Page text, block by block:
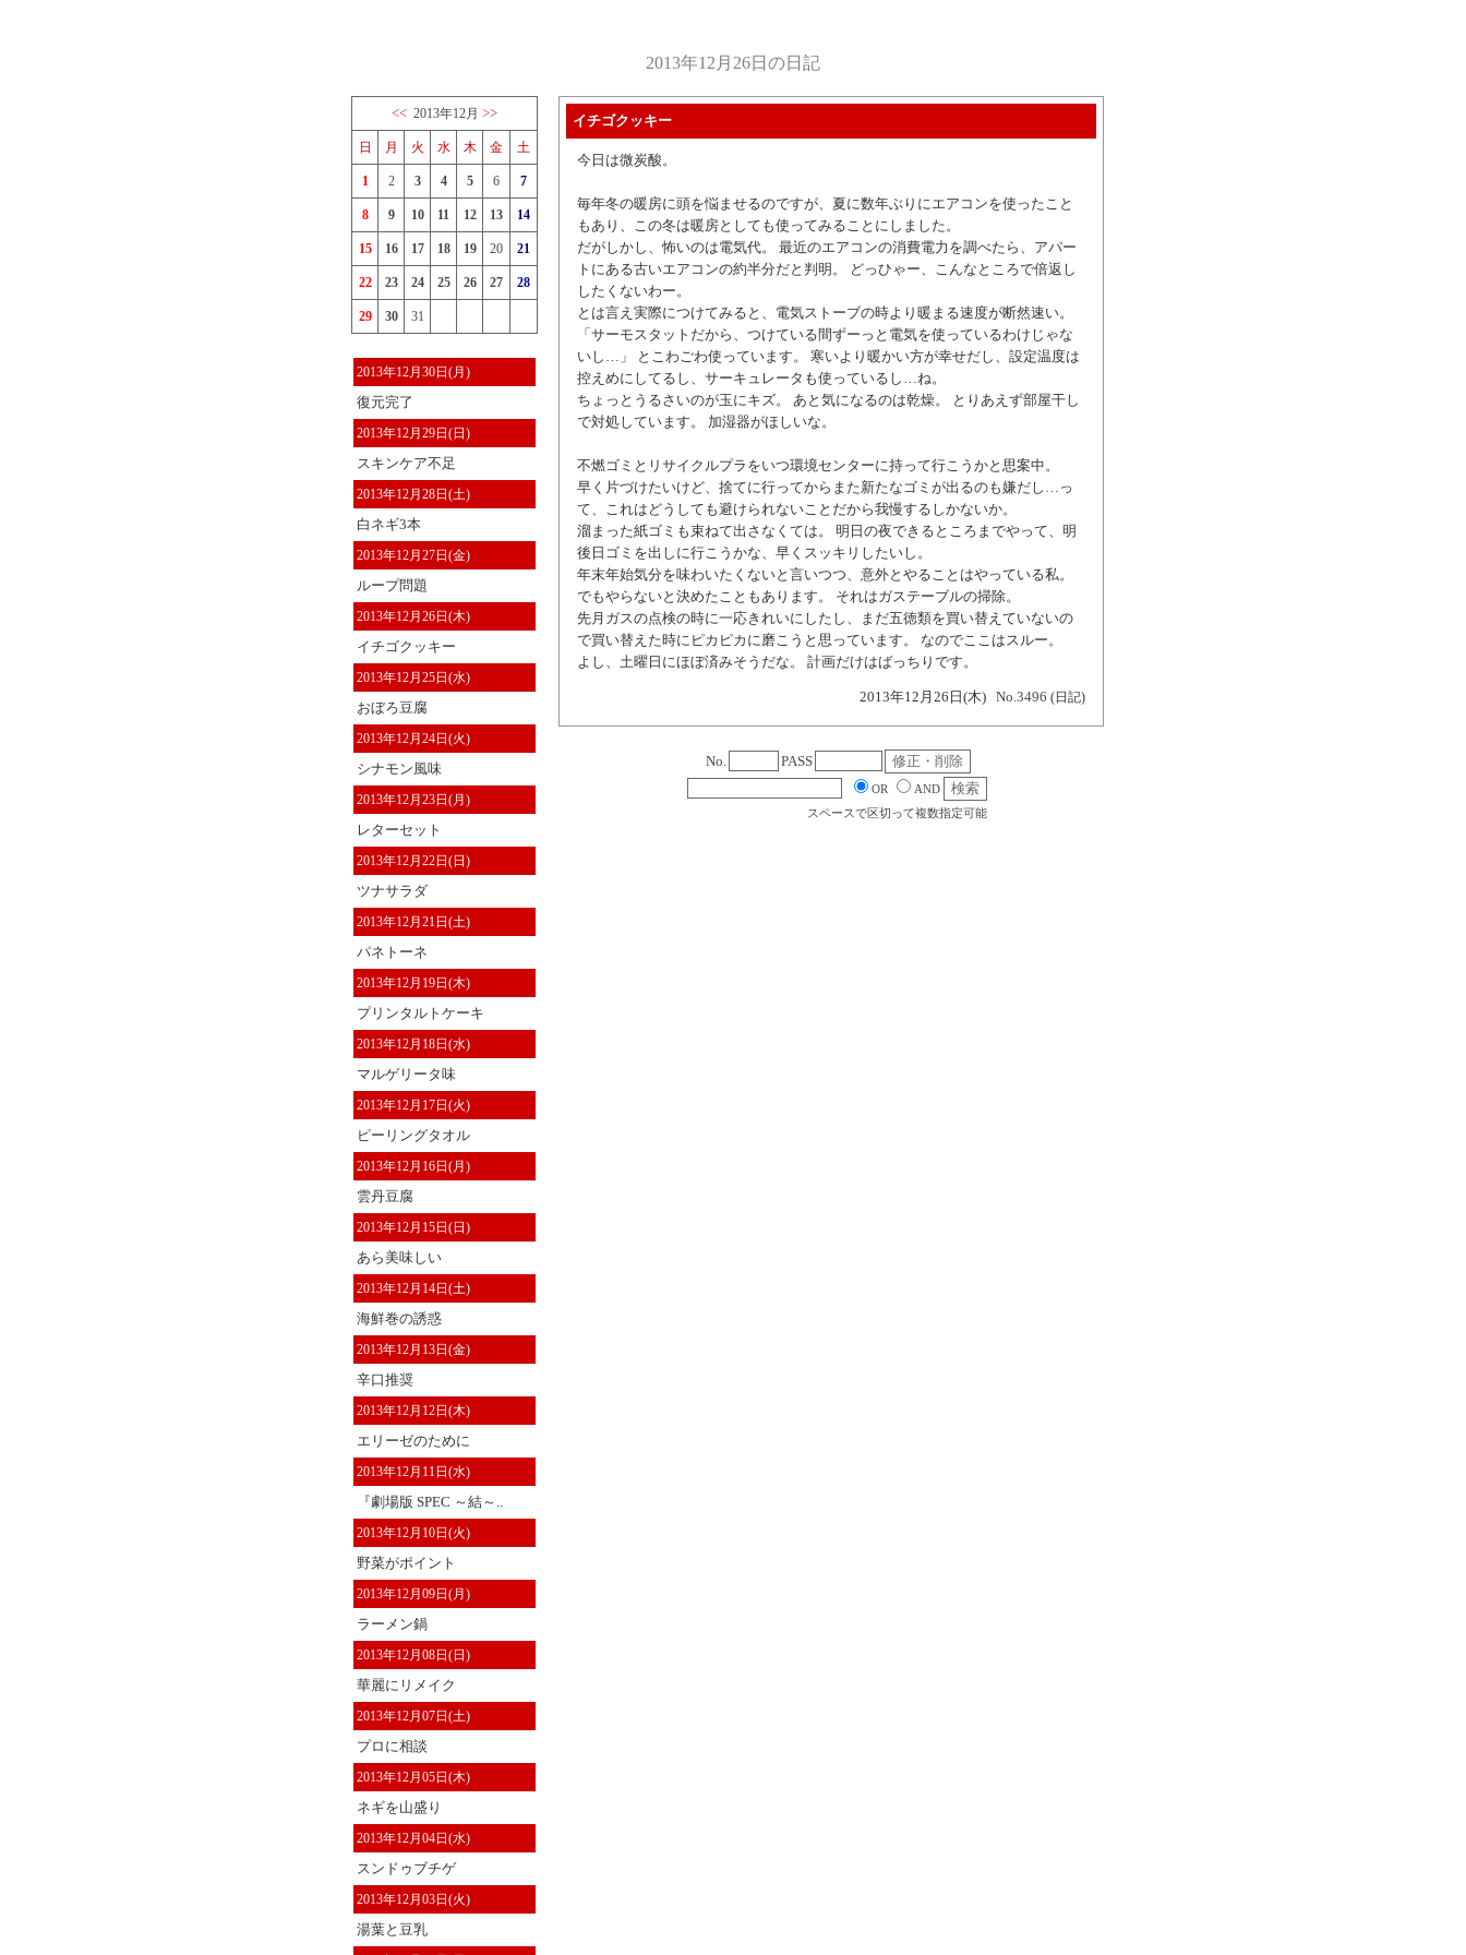
2013年12月26日の日記
<< 2013年12月 >>
日 月 火 水 木 金 土
1 2 3 4 5 6 7
8 9 10 11 12 13 14
15 16 17 18 19 20 21
22 23 24 25 26 27 28
29 30 31
2013年12月30日(月)
復元完了
2013年12月29日(日)
スキンケア不足
2013年12月28日(土)
白ネギ3本
2013年12月27日(金)
ループ問題
2013年12月26日(木)
イチゴクッキー
2013年12月25日(水)
おぼろ豆腐
2013年12月24日(火)
シナモン風味
2013年12月23日(月)
レターセット
2013年12月22日(日)
ツナサラダ
2013年12月21日(土)
パネトーネ
2013年12月19日(木)
プリンタルトケーキ
2013年12月18日(水)
マルゲリータ味
2013年12月17日(火)
ピーリングタオル
2013年12月16日(月)
雲丹豆腐
2013年12月15日(日)
あら美味しい
2013年12月14日(土)
海鮮巻の誘惑
2013年12月13日(金)
辛口推奨
2013年12月12日(木)
エリーゼのために
2013年12月11日(水)
『劇場版 SPEC ～結～..
2013年12月10日(火)
野菜がポイント
2013年12月09日(月)
ラーメン鍋
2013年12月08日(日)
華麗にリメイク
2013年12月07日(土)
プロに相談
2013年12月05日(木)
ネギを山盛り
2013年12月04日(水)
スンドゥブチゲ
2013年12月03日(火)
湯葉と豆乳
イチゴクッキー
今日は微炭酸。
毎年冬の暖房に頭を悩ませるのですが、夏に数年ぶりにエアコンを使ったこと
もあり、この冬は暖房としても使ってみることにしました。
だがしかし、怖いのは電気代。 最近のエアコンの消費電力を調べたら、アパー
トにある古いエアコンの約半分だと判明。 どっひゃー、こんなところで倍返し
したくないわー。
とは言え実際につけてみると、電気ストーブの時より暖まる速度が断然速い。
「サーモスタットだから、つけている間ずーっと電気を使っているわけじゃな
いし…」 とこわごわ使っています。 寒いより暖かい方が幸せだし、設定温度は
控えめにしてるし、サーキュレータも使っているし…ね。
ちょっとうるさいのが玉にキズ。 あと気になるのは乾燥。 とりあえず部屋干し
で対処しています。 加湿器がほしいな。
不燃ゴミとリサイクルプラをいつ環境センターに持って行こうかと思案中。
早く片づけたいけど、捨てに行ってからまた新たなゴミが出るのも嫌だし…っ
て、これはどうしても避けられないことだから我慢するしかないか。
溜まった紙ゴミも束ねて出さなくては。 明日の夜できるところまでやって、明
後日ゴミを出しに行こうかな、早くスッキリしたいし。
年末年始気分を味わいたくないと言いつつ、意外とやることはやっている私。
でもやらないと決めたこともあります。 それはガステーブルの掃除。
先月ガスの点検の時に一応きれいにしたし、まだ五徳類を買い替えていないの
で買い替えた時にピカピカに磨こうと思っています。 なのでここはスルー。
よし、土曜日にほぼ済みそうだな。 計画だけはばっちりです。
2013年12月26日(木) No.3496 (日記)
No. PASS
OR
AND
スペースで区切って複数指定可能